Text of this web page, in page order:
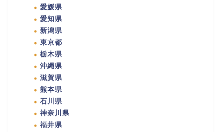
愛媛県
愛知県
新潟県
東京都
栃木県
沖縄県
滋賀県
熊本県
石川県
神奈川県
福井県